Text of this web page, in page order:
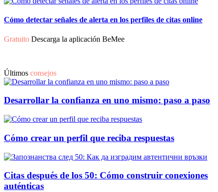
Cómo detectar señales de alerta en los perfiles de citas online
Gratuito Descarga la aplicación BeMee
Últimos consejos
Desarrollar la confianza en uno mismo: paso a paso
Cómo crear un perfil que reciba respuestas
Citas después de los 50: Cómo construir conexiones
auténticas